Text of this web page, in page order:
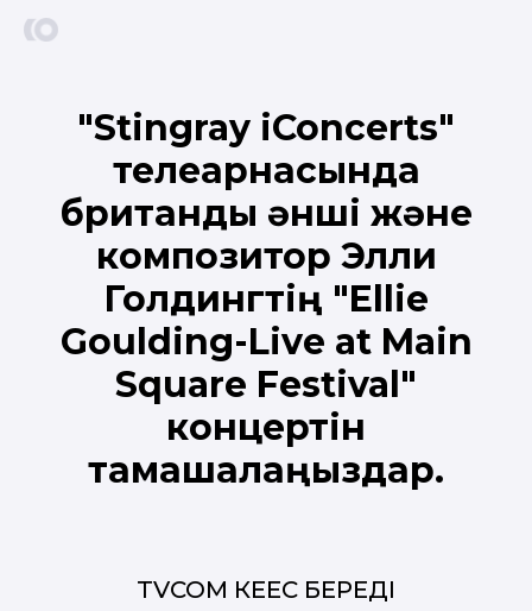
"Stingray iConcerts"
телеарнасында
британдық әнші және
композитор Элли
Голдингтің "Ellie
Goulding-Live at Main
Square Festival"
концертін
тамашалаңыздар.
TVCOM КЕҢЕС БЕРЕДІ